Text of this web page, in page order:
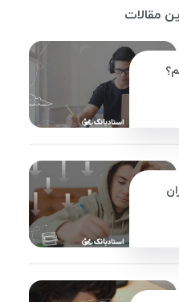
مقالات